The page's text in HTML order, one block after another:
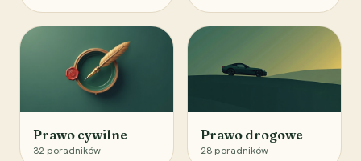
Prawo cywilne
32 poradników
Prawo drogowe
28 poradników